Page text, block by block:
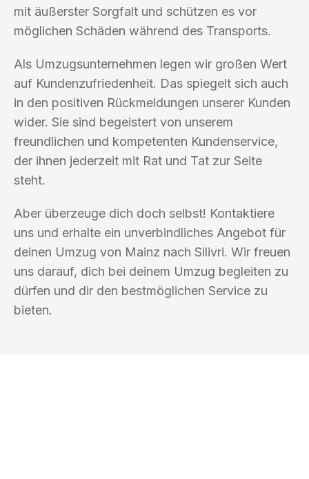
mit äußerster Sorgfalt und schützen es vor
möglichen Schäden während des Transports.
Als Umzugsunternehmen legen wir großen Wert
auf Kundenzufriedenheit. Das spiegelt sich auch
in den positiven Rückmeldungen unserer Kunden
wider. Sie sind begeistert von unserem
freundlichen und kompetenten Kundenservice,
der ihnen jederzeit mit Rat und Tat zur Seite
steht.
Aber überzeuge dich doch selbst! Kontaktiere
uns und erhalte ein unverbindliches Angebot für
deinen Umzug von Mainz nach Silivri. Wir freuen
uns darauf, dich bei deinem Umzug begleiten zu
dürfen und dir den bestmöglichen Service zu
bieten.